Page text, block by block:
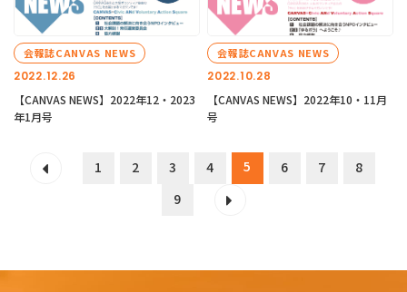
2022.12.26
会報誌CANVAS NEWS
【CANVAS NEWS】2022年12・2023
年1月号
2022.10.28
会報誌CANVAS NEWS
【CANVAS NEWS】2022年10・11月
号
1 2 3 4 5 6 7
8
9